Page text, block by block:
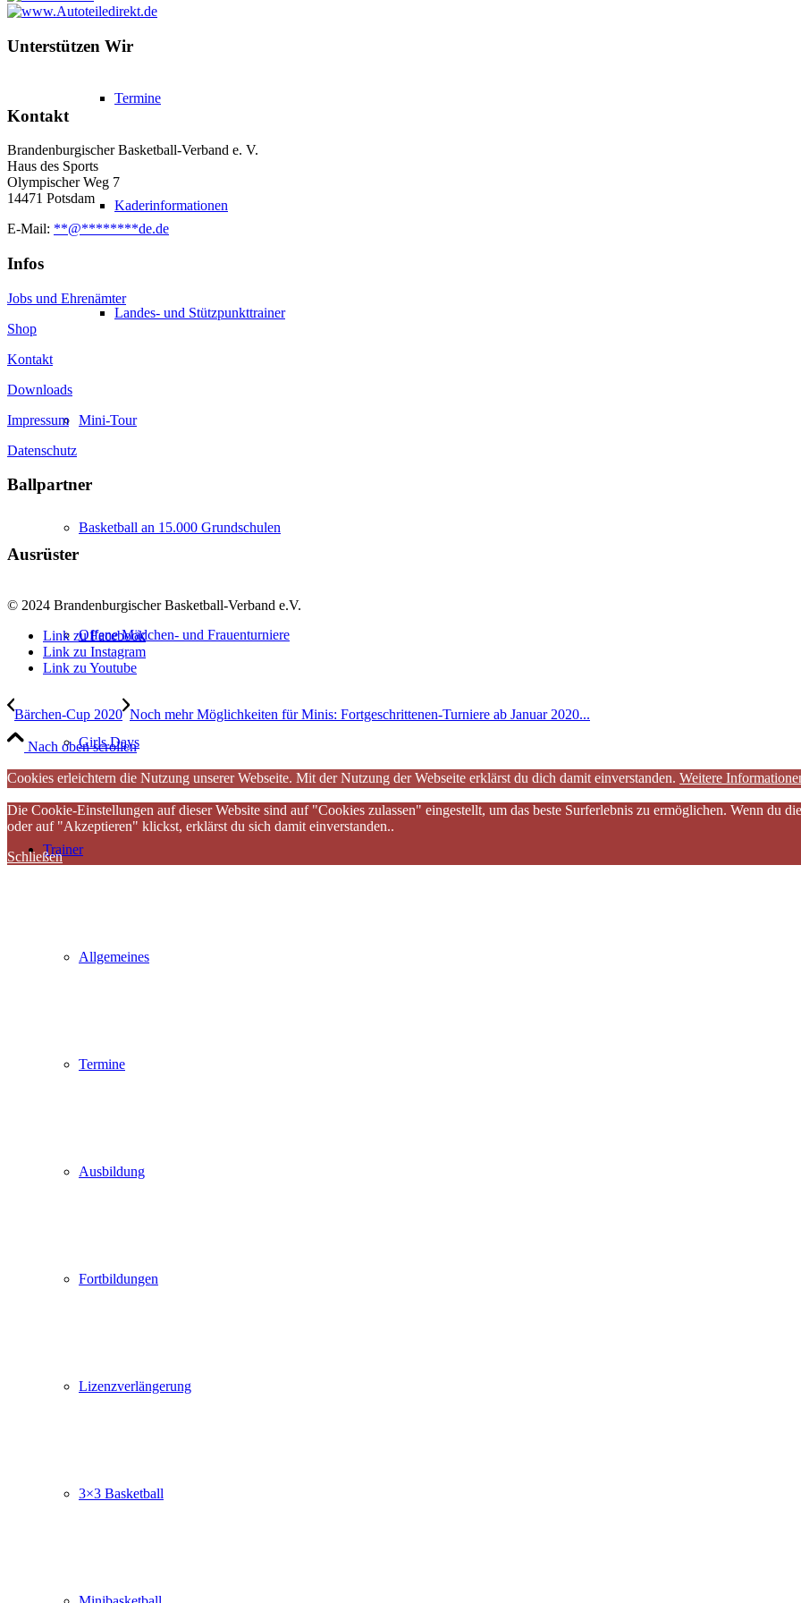
Termine
Kaderinformationen
Landes- und Stützpunkttrainer
Mini-Tour
Basketball an 15.000 Grundschulen
Offene Mädchen- und Frauenturniere
Girls Days
Trainer
Allgemeines
Termine
Ausbildung
Fortbildungen
Lizenzverlängerung
3×3 Basketball
Unterstützen Wir
Kontakt
Brandenburgischer Basketball-Verband e. V.
Haus des Sports
Olympischer Weg 7
14471 Potsdam
E-Mail: **@********de.de
Infos
Jobs und Ehrenämter
Shop
Kontakt
Downloads
Impressum
Datenschutz
Ballpartner
Ausrüster
© 2024 Brandenburgischer Basketball-Verband e.V.
Link zu Facebook
Link zu Instagram
Link zu Youtube
Bärchen-Cup 2020 Noch mehr Möglichkeiten für Minis: Fortgeschrittenen-Turniere ab Januar 2020...
Nach oben scrollen
Cookies erleichtern die Nutzung unserer Webseite. Mit der Nutzung der Webseite erklärst du dich damit einverstanden. Weitere
Die Cookie-Einstellungen auf dieser Website sind auf "Cookies zulassen" eingestellt, um das beste Surferlebnis zu ermöglichen. Wenn du
oder auf "Akzeptieren" klickst, erklärst du sich damit einverstanden..
Schließen